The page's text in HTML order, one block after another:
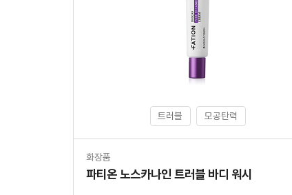
트러블 모공탄력
화장품
파티온 노스카나인 트러블 바디 워시